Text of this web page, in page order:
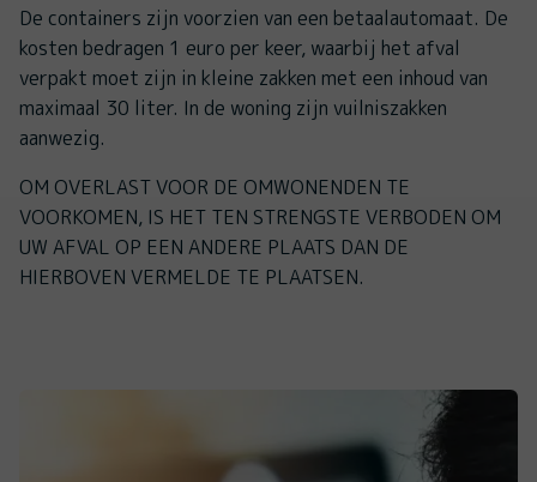
De containers zijn voorzien van een betaalautomaat. De
kosten bedragen 1 euro per keer, waarbij het afval
verpakt moet zijn in kleine zakken met een inhoud van
maximaal 30 liter. In de woning zijn vuilniszakken
aanwezig.
OM OVERLAST VOOR DE OMWONENDEN TE
VOORKOMEN, IS HET TEN STRENGSTE VERBODEN OM
UW AFVAL OP EEN ANDERE PLAATS DAN DE
HIERBOVEN VERMELDE TE PLAATSEN.